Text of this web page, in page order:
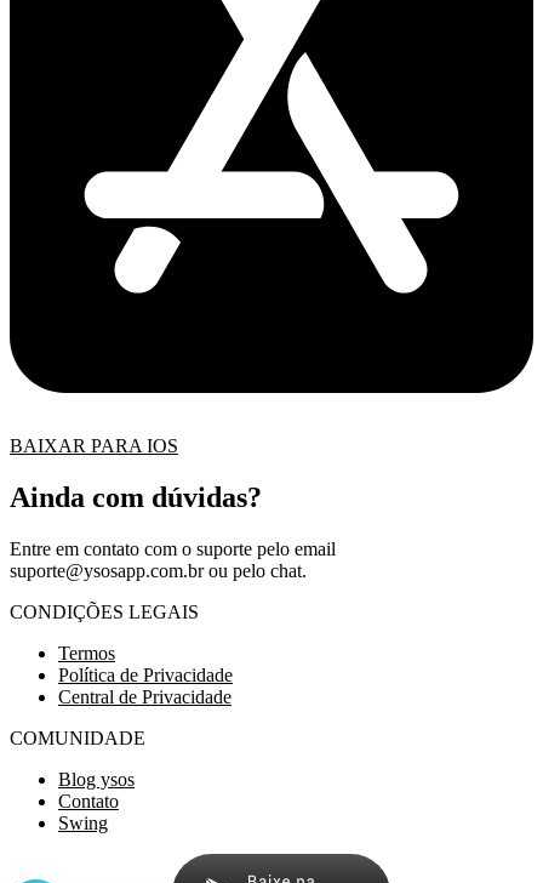
BAIXAR PARA IOS
Ainda com dúvidas?
Entre em contato com o suporte pelo email
suporte@ysosapp.com.brou pelo chat.
CONDIÇÕES LEGAIS
Termos
Política de Privacidade
Central de Privacidade
COMUNIDADE
Blog ysos
Contato
Swing